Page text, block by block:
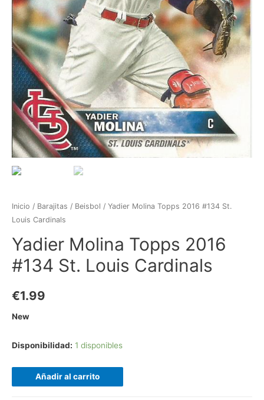
Inicio / Barajitas / Beisbol / Yadier Molina Topps 2016 #134 St.
Louis Cardinals
Yadier Molina Topps 2016
#134 St. Louis Cardinals
€1.99
New
Disponibilidad: 1 disponibles
Añadir al carrito